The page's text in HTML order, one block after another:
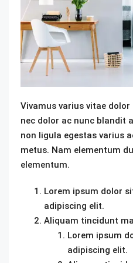
Vivamus varius vitae
nec dolor ac nunc blandit
non ligula egestas varius
metus. Nam elementum
elementum.
Lorem ipsum dolor
adipiscing elit.
Aliquam tincidunt
Lorem ipsum
adipiscing elit.